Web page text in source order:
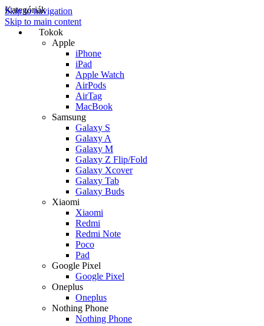
Skip to navigation
Skip to main content
Kategóriák
Tokok
Apple
iPhone
iPad
Apple Watch
AirPods
AirTag
MacBook
Samsung
Galaxy S
Galaxy A
Galaxy M
Galaxy Z Flip/Fold
Galaxy Xcover
Galaxy Tab
Galaxy Buds
Xiaomi
Xiaomi
Redmi
Redmi Note
Poco
Pad
Google Pixel
Google Pixel
Oneplus
Oneplus
Nothing Phone
Nothing Phone